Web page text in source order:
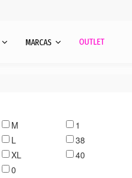
MARCAS OUTLET
M
L
XL
0
1
38
40